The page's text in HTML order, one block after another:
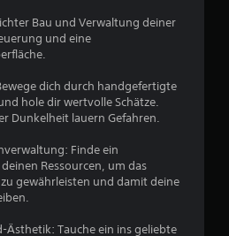
u
g
:
.
4
Bau und Verwaltung deiner
und eine
dich durch handgefertigte
hole dir wertvolle Schätze.
Dunkelheit lauern Gefahren.
Finde ein
Ressourcen, um das
gewährleisten und damit deine
Ästhetik: Tauche ein ins geliebte